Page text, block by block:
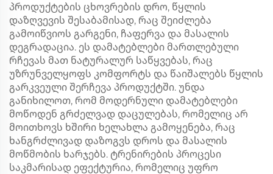
პროდუქტების ცხოვრების დრო, წყლის
დაზღვევის შესაბამისად, რაც შეიძლება
გამოიწვიოს გარგენი, ჩაფერვა და მასალის
დეგრადაცია. ეს დამატებლები მართლებული
რჩევას მათ ნატურალურ საწყვებას, რაც
უზრუნველყოფს კომფორტს და წაიშალებს წყლის
გარკვეული შერჩევა პროდუქტში. უნდა
განიხილოთ, რომ მოდერნული დამატებლები
მოწოდენ გრძელვად დაცულებას, რომელიც არ
მოითხოვს ხშირი ხელახლა გამოყენება, რაც
ხანგრძლივად დაზოგვს დროს და მასალის
მოწმობის ხარჯებს. ტრენირების პროცესი
საკმარისად ეფექტურია, რომელიც უფრო